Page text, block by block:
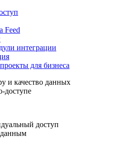
Feed
интеграции
для бизнеса
и качество данных
доступе
доступ